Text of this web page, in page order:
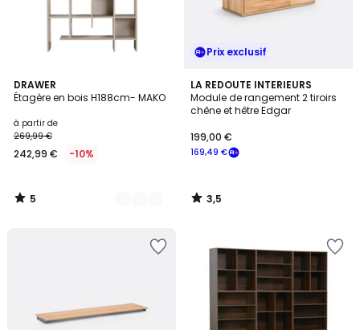
DRAWER
Étagère en bois H188cm- MAKO
à partir de
269,99 €
242,99 € -10%
5
/
2
Couleurs
5
/
Prix exclusif
LA REDOUTE INTERIEURS
Module de rangement 2 tiroirs
chêne et hêtre Edgar
169,49 €
199,00 €
3,5
/ 5
3,5
/